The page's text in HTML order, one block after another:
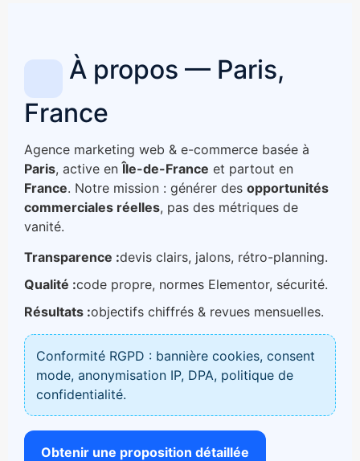
À propos — Paris,
France
Agence marketing web & e-commerce basée à
Paris, active enÎle-de-France et partout en
France. Notre mission : générer des opportunités
commerciales réelles, pas des métriques de
vanité.
Transparence :devis clairs, jalons, rétro-planning.
Qualité :code propre, normes Elementor, sécurité.
Résultats :objectifs chiffrés & revues mensuelles.
Conformité RGPD : bannière cookies, consent
mode, anonymisation IP, DPA, politique de
confidentialité.
Obtenir une proposition détaillée